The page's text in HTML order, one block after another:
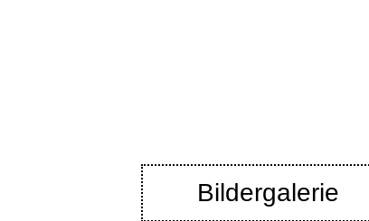
Bildergalerie